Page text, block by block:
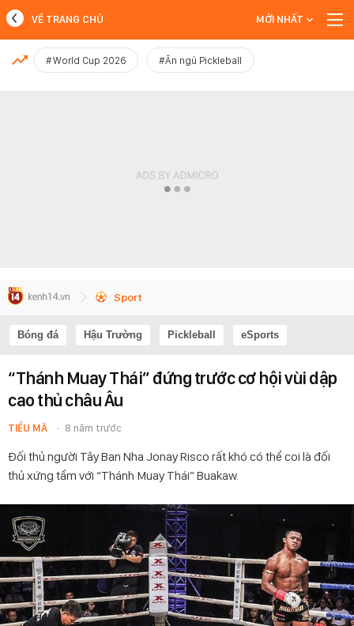
MỚI NHẤT
VỀ TRANG CHỦ MỚI NHẤT
#World Cup 2026 #Ăn ngủ Pickleball
Sport
Bóng đá Hậu Trường Pickleball eSports
“Thánh Muay Thái” đứng trước cơ hội vùi dập
cao thủ châu Âu
TIỂU MÃ 8 năm trước
Đối thủ người Tây Ban Nha Jonay Risco rất khó có thể coi là đối
thủ xứng tầm với “Thánh Muay Thái” Buakaw.